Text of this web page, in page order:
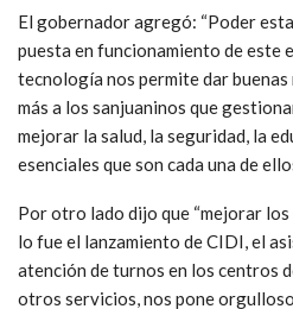
El gobernador agregó: “Poder
puesta en funcionamiento de este
tecnología nos permite dar
más a los sanjuaninos que
mejorar la salud, la seguridad, la
esenciales que son cada una de
Por otro lado dijo que “mejorar
lo fue el lanzamiento de CIDI, el
atención de turnos en los centros
otros servicios, nos pone